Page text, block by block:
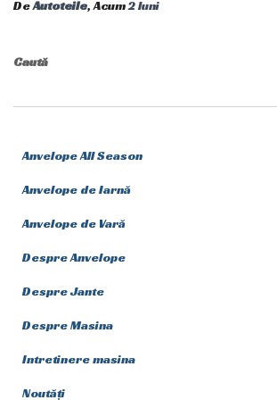
DeAutoteile, Acum2 luni
Caută
Anvelope All Season
Anvelope de Iarnă
Anvelope de Vară
Despre Anvelope
Despre Jante
Despre Masina
Intretinere masina
Noutăți